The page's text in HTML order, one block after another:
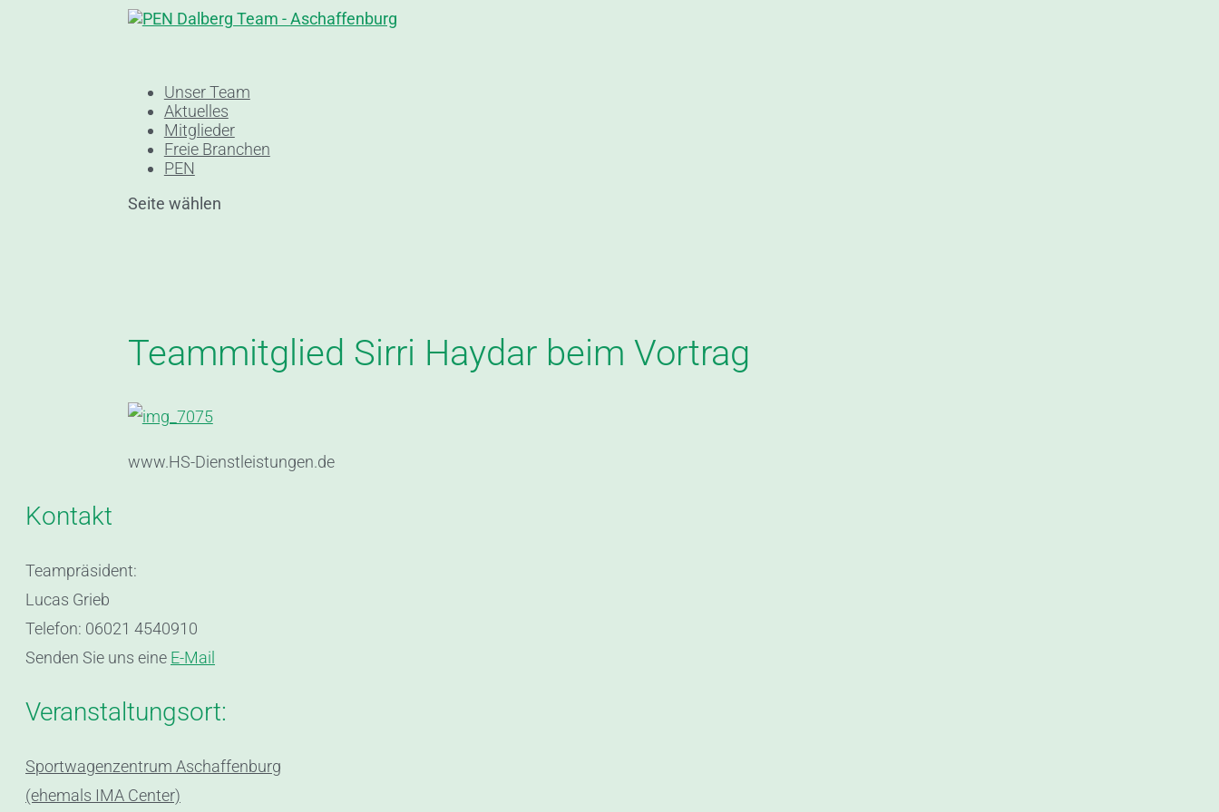
Unser Team
Aktuelles
Mitglieder
Freie Branchen
PEN
Seite wählen
Teammitglied Sirri Haydar beim Vortrag
www.HS-Dienstleistungen.de
Kontakt
Teampräsident:
Lucas Grieb
Telefon: 06021 4540910
Senden Sie uns eine E-Mail
Veranstaltungsort:
Sportwagenzentrum Aschaffenburg
(ehemals IMA Center)